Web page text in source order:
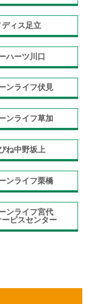
ディス足立
ハーツ川口
ンライフ伏見
ンライフ草加
ね中野坂上
ンライフ栗橋
ンライフ宮代
ービスセンター